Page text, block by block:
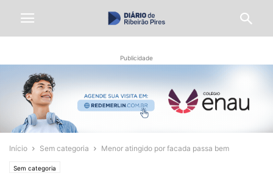
Publicidade
Início Sem categoria Menor atingido por facada passa bem
Sem categoria